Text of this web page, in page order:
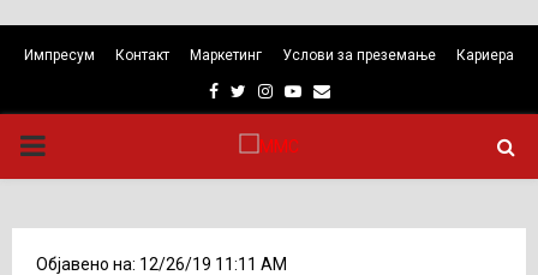
Импресум Контакт Маркетинг Услови за преземање Кариера
Facebook
TwitterInstagram
Youtube
Email
PRIMARY
Објавено на: 12/26/19 11:11 AM